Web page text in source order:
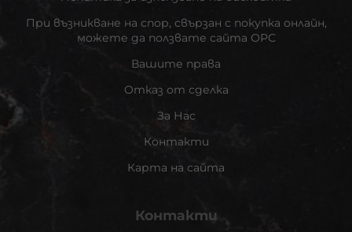
При възникване на спор, свързан с покупка онлайн,
можете да ползвате сайта ОРС
Вашите права
Отказ от сделка
За Нас
Контакти
Карта на сайта
Контакти